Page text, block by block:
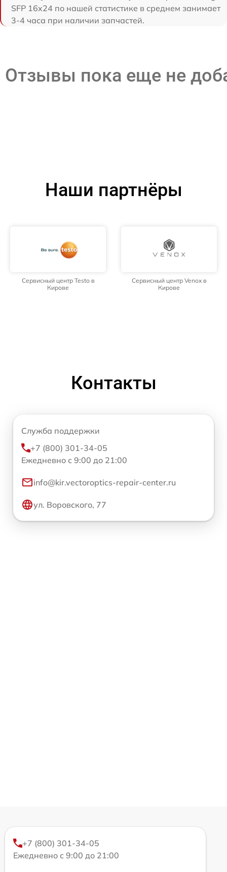
SFP 16x24 по нашей статистике в среднем занимает
3-4 часа при наличии запчастей.
Отзывы пока еще не
Наши партнёры
Сервисный центр Testo в
Кирове
Сервисный центр Venox в
Кирове
Контакты
Служба поддержки
+7 (800) 301-34-05
Ежедневно с 9:00 до 21:00
info@kir.vectoroptics-repair-center.ru
ул. Воровского, 77
+7 (800) 301-34-05
Ежедневно с 9:00 до 21:00